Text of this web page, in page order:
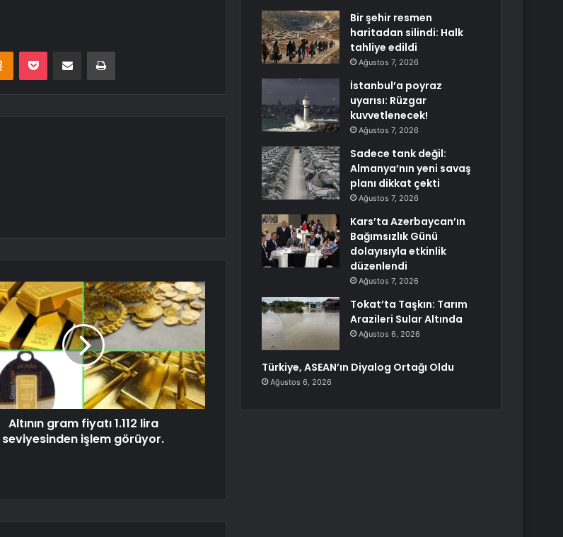
Odnoklassniki
Pocket E-Posta ile paylaş Yazdır
Altının gram fiyatı 1.112 lira
seviyesinden işlem görüyor.
Bir şehir resmen
haritadan silindi: Halk
tahliye edildi
Ağustos 7, 2026
İstanbul’a poyraz
uyarısı: Rüzgar
kuvvetlenecek!
Ağustos 7, 2026
Sadece tank değil:
Almanya’nın yeni savaş
planı dikkat çekti
Ağustos 7, 2026
Kars’ta Azerbaycan’ın
Bağımsızlık Günü
dolayısıyla etkinlik
düzenlendi
Ağustos 7, 2026
Tokat’ta Taşkın: Tarım
Arazileri Sular Altında
Ağustos 6, 2026
Türkiye, ASEAN’ın Diyalog Ortağı Oldu
Ağustos 6, 2026